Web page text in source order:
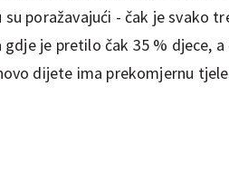
su poražavajući - čak je svako
je pretilo čak 35 % djece,
dijete ima prekomjernu